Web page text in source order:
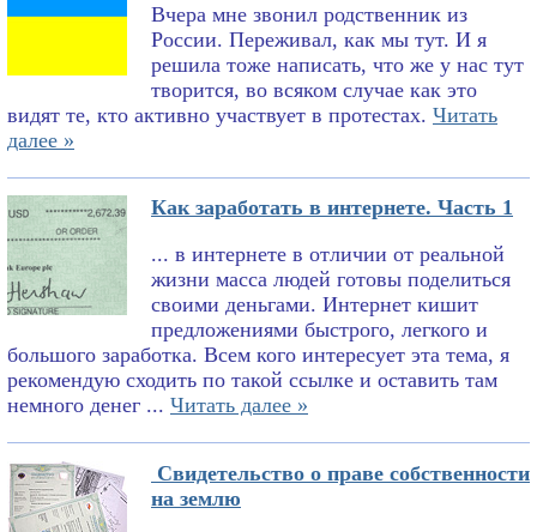
Вчера мне звонил родственник из
России. Переживал, как мы тут. И я
решила тоже написать, что же у нас тут
творится, во всяком случае как это
видят те, кто активно участвует в протестах. Читать
далее »
Как заработать в интернете. Часть 1
... в интернете в отличии от реальной
жизни масса людей готовы поделиться
своими деньгами. Интернет кишит
предложениями быстрого, легкого и
большого заработка. Всем кого интересует эта тема, я
рекомендую сходить по такой ссылке и оставить там
немного денег ... Читать далее »
Свидетельство о праве собственности
на землю